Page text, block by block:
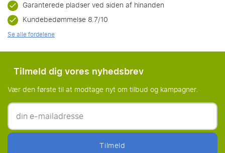
Garanterede pladser ved siden af hinanden
Kundebedømmelse 8.7/10
Se alle fordelene
Tilmeld dig vores nyhedsbrev
Vær den første til at modtage nyt om tilbud og kampagner.
tilmeld